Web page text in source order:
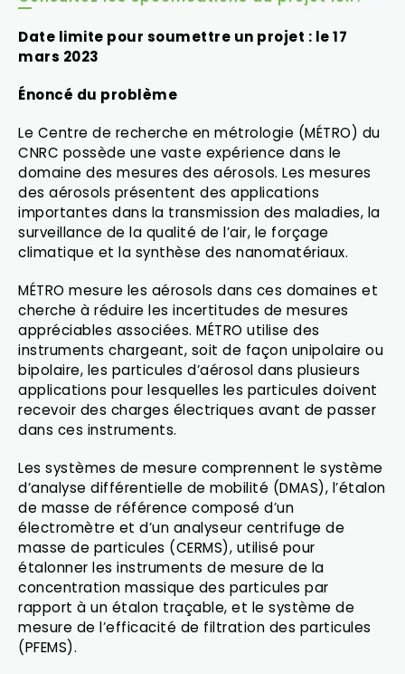
Date limite pour soumettre un projet : le 17
mars 2023
Énoncé du problème
Le Centre de recherche en métrologie (MÉTRO) du
CNRC possède une vaste expérience dans le
domaine des mesures des aérosols. Les mesures
des aérosols présentent des applications
importantes dans la transmission des maladies, la
surveillance de la qualité de l’air, le forçage
climatique et la synthèse des nanomatériaux.
MÉTRO mesure les aérosols dans ces domaines et
cherche à réduire les incertitudes de mesures
appréciables associées. MÉTRO utilise des
instruments chargeant, soit de façon unipolaire ou
bipolaire, les particules d’aérosol dans plusieurs
applications pour lesquelles les particules doivent
recevoir des charges électriques avant de passer
dans ces instruments.
Les systèmes de mesure comprennent le système
d’analyse différentielle de mobilité (DMAS), l’étalon
de masse de référence composé d’un
électromètre et d’un analyseur centrifuge de
masse de particules (CERMS), utilisé pour
étalonner les instruments de mesure de la
concentration massique des particules par
rapport à un étalon traçable, et le système de
mesure de l’efficacité de filtration des particules
(PFEMS).